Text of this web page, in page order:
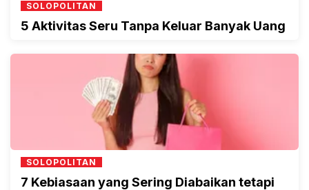
SOLOPOLITAN
5 Aktivitas Seru Tanpa Keluar Banyak Uang
SOLOPOLITAN
7 Kebiasaan yang Sering Diabaikan tetapi